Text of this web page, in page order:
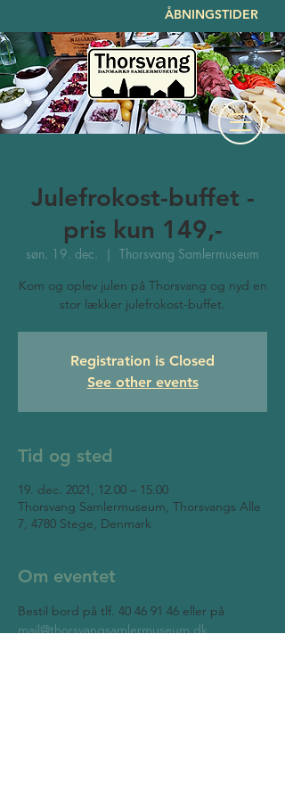
ÅBNINGSTIDER
Julefrokost-buffet -
pris kun 149,-
søn. 19. dec.
  |
Thorsvang Samlermuseum
Kom og oplev julen på Thorsvang og nyd en
stor lækker julefrokost-buffet.
Registration is Closed
See other events
Tid og sted
19. dec. 2021, 12.00 – 15.00
Thorsvang Samlermuseum, Thorsvangs Alle
7, 4780 Stege, Denmark
Om eventet
Bestil bord på tlf. 40 46 91 46 eller på
mail@thorsvangsamlermuseum.dk